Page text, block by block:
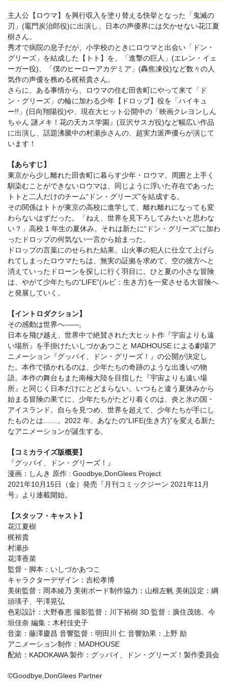
主人公【ロウマ】を興行収入を塗り替える快挙となった「鬼滅の
刃」(竈門炭治郎役)に出演し、日本の声優界には欠かせない花江夏
樹さん。
秀才で病院の息子だが、小学校のときにロウマと出会い「ドン・
グリーズ」を結成した【トト】を、「進撃の巨人」(エレン・イェ
ーガー役)、「僕のヒーローアカデミア」(轟焦凍役)など数々の人
気作の声優を務める梶裕貴さん。
さらに、ある事情から、ロウマの住む田舎町にやって来て「ド
ン・グリーズ」の輪に加わる少年【ドロップ】役を「ハイキュ
ー!!」(日向翔陽役)や、現在大ヒット公開中の「映画クレヨンしん
ちゃん 謎メキ！花の天カス学園』(豆沢サスガ役)など幅広い作品
に出演し、話題沸騰中の村瀬歩さんの、超実力派声優らが演じて
います！
【あらすじ】
東京から少し離れた田舎町に暮らす少年・ロウマ。周囲と上手く
馴染むことができないロウマは、同じように浮いた存在であった
トトと二人だけのチーム“ドン・グリーズ”を結成する。
その関係はトトが東京の高校に進学して、離れ離れになっても変
わらないはずだった。「ねえ、世界を見下ろしてみたいと思わな
い？」高校 1 年生の夏休み。それは新たに“ドン・グリーズ”に加わ
ったドロップの何気ない一言から始まった。
ドロップの言葉にのせられた結果、山火事の犯人に仕立て上げら
れてしまったロウマたちは、無実の証拠を求めて、空の彼方へと
消えていったドローンを探しに行く羽目に。ひと夏の小さな冒険
は、やがて少年たちの“LIFE”(ルビ：生き方)を一変させる大冒険へ
と発展していく。
【イントロダクション】
その感動は世界へ――。
日本を飛び越え、世界中で絶賛された大ヒット作『宇宙よりも遠
い場所』を手掛けたいしづかあつこと MADHOUSE による劇場ア
ニメーション『グッバイ、ドン・グリーズ！』の公開が決定し
た。本作で描かれるのは、少年たちの奇跡のような出逢いの物
語。本作の舞台もまた南極大陸を目指した『宇宙よりも遠い場
所』と同じく日本だけにとどまらない。いつもと違う夏休みから
始まる冒険の果てに、少年たちがたどり着くのは、炎と氷の国・
アイスランド。自らを見つめ、世界を超えて、少年たちが手にし
たものとは……。2022 年、あなたの“LIFE(生き方)”を変える新た
なアニメーションが誕生する。
【コミカライズ版概要】
『グッバイ、ドン・グリーズ！』
漫画：しんき 原作 : Goodbye,DonGlees Project
2021年10月15日（金）発売『月刊コミックジーン 2021年11月
号』より連載開始。
【スタッフ・キャスト】
花江夏樹
梶裕貴
村瀬歩
花澤香菜
監督・脚本：いしづかあつこ
キャラクターデザイン：吉松孝博
美術監督：岡本綾乃 美術ボード制作協力：山根左帆 美術設定：綱
頭瑛子、平澤晃弘
色彩設計：大野春恵 撮影監督：川下裕樹 3D 監督：廣住茂徳、今
垣佳奈 編集：木村佳史子
音楽：藤澤慶昌 音響監督：明田川 仁 音響効果：上野 励
アニメーション制作：MADHOUSE
配給：KADOKAWA 製作：グッバイ、ドン・グリーズ！製作委員会
©Goodbye,DonGlees Partner